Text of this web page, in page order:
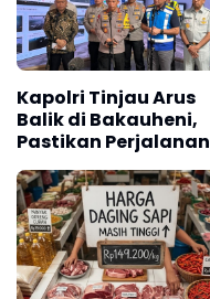
Kapolri Tinjau Arus
Balik di Bakauheni,
Pastikan Perjalanan
Pemudik Aman